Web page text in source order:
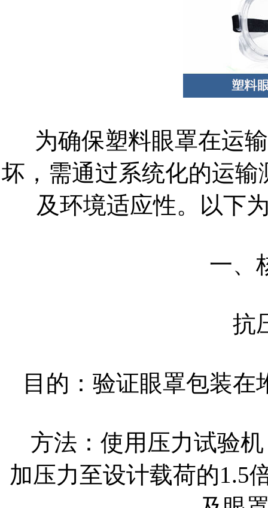
为确保塑料眼罩在运
坏，需通过系统化的运
及环境适应性。以下
一、
抗
目的：验证眼罩包装
方法：使用压力试验
加压力至设计载荷的1.5